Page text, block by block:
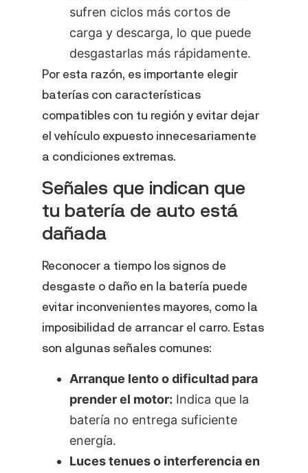
sufren ciclos más cortos de
carga y descarga, lo que puede
desgastarlas más rápidamente.
Por esta razón, es importante elegir
baterías con características
compatibles con tu región y evitar dejar
el vehículo expuesto innecesariamente
a condiciones extremas.
Señales que indican que
tu batería de auto está
dañada
Reconocer a tiempo los signos de
desgaste o daño en la batería puede
evitar inconvenientes mayores, como la
imposibilidad de arrancar el carro. Estas
son algunas señales comunes:
Arranque lento o dificultad para
prender el motor: Indica que la
batería no entrega suficiente
energía.
Luces tenues o interferencia en